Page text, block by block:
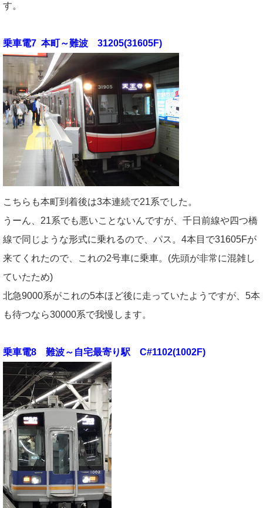
す。
乗車電7 本町～難波 31205(31605F)
こちらも本町到着後は3本連続で21系でした。
うーん、21系でも悪いことないんですが、千日前線や四つ橋
線で同じような形式に乗れるので、パス。4本目で31605Fが
来てくれたので、これの2号車に乗車。(先頭が非常に混雑し
ていたため)
北急9000系がこれの5本ほど後に走っていたようですが、5本
も待つなら30000系で我慢します。
乗車電8 難波～自宅最寄り駅 C#1102(1002F)